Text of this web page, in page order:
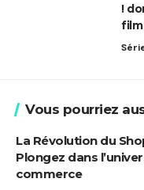
!
film
Vous pourriez
La Révolution du
Plongez dans
commerce